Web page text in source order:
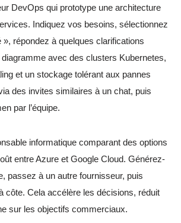
DevOps qui prototype une architecture
Indiquez vos besoins, sélectionnez
», répondez à quelques clarifications
avec des clusters Kubernetes,
et un stockage tolérant aux pannes
des invites similaires à un chat, puis
par l’équipe.
informatique comparant des options
entre Azure et Google Cloud. Générez-
passez à un autre fournisseur, puis
côte. Cela accélère les décisions, réduit
sur les objectifs commerciaux.